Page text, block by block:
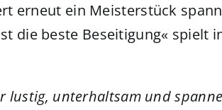
erneut ein Meisterstück
die beste Beseitigung« spielt
lustig, unterhaltsam und